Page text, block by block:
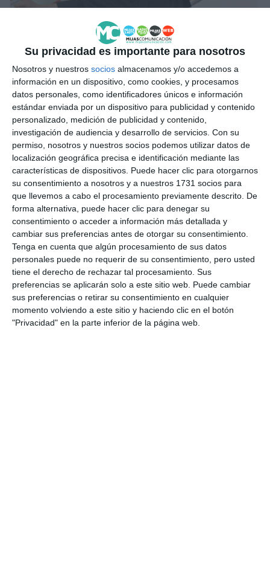
Su privacidad es importante para nosotros
Nosotros y nuestros socios almacenamos y/o accedemos a
información en un dispositivo, como cookies, y procesamos
datos personales, como identificadores únicos e información
estándar enviada por un dispositivo para publicidad y contenido
personalizado, medición de publicidad y contenido,
investigación de audiencia y desarrollo de servicios. Con su
permiso, nosotros y nuestros socios podemos utilizar datos de
localización geográfica precisa e identificación mediante las
características de dispositivos. Puede hacer clic para otorgarnos
su consentimiento a nosotros y a nuestros 1731 socios para
que llevemos a cabo el procesamiento previamente descrito. De
forma alternativa, puede hacer clic para denegar su
consentimiento o acceder a información más detallada y
cambiar sus preferencias antes de otorgar su consentimiento.
Tenga en cuenta que algún procesamiento de sus datos
personales puede no requerir de su consentimiento, pero usted
tiene el derecho de rechazar tal procesamiento. Sus
preferencias se aplicarán solo a este sitio web. Puede cambiar
sus preferencias o retirar su consentimiento en cualquier
momento volviendo a este sitio y haciendo clic en el botón
"Privacidad" en la parte inferior de la página web.